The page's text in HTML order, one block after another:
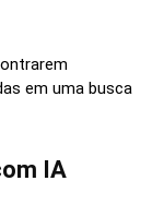
em uma busca
IA